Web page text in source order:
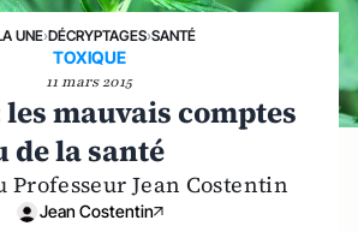
UNE›DÉCRYPTAGES›SANTÉ
TOXIQUE
11 mars 2015
mauvais comptes
de la santé
Professeur Jean Costentin
Jean Costentin